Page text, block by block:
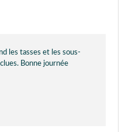
les tasses et les sous-
Bonne journée